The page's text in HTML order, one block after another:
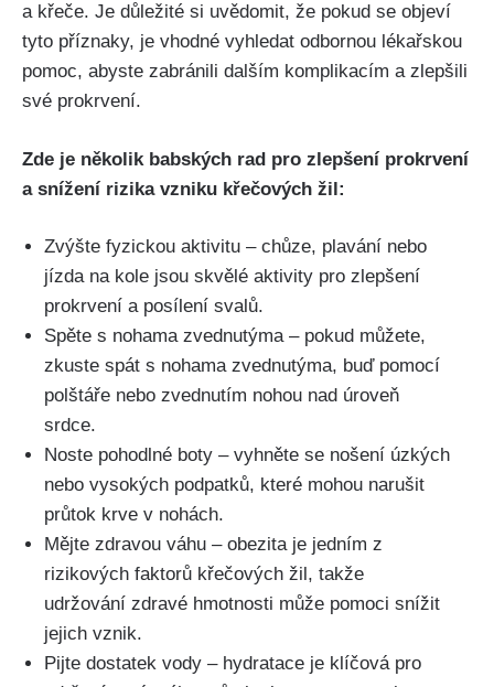
a křeče. Je důležité⁣ si uvědomit, že ⁢pokud se⁢ objeví
tyto příznaky,​ je vhodné vyhledat odbornou lékařskou‌
pomoc, ‍abyste⁤ zabránili dalším komplikacím a zlepšili‍
své prokrvení.
Zde je několik babských rad pro zlepšení prokrvení
a snížení rizika vzniku křečových žil:
Zvýšte fyzickou aktivitu – ⁤chůze, plavání nebo
jízda na kole jsou ‍skvělé aktivity pro zlepšení
prokrvení a posílení svalů.
Spěte s nohama zvednutýma – pokud můžete,
zkuste spát s nohama zvednutýma, buď pomocí
polštáře nebo⁢ zvednutím nohou nad úroveň
srdce.
Noste pohodlné boty – vyhněte se ⁣nošení úzkých
nebo vysokých ⁣podpatků, které⁣ mohou narušit
průtok krve​ v nohách.
Mějte zdravou ‌váhu – ‌obezita je jedním z
rizikových faktorů křečových ⁢žil, takže ​
udržování zdravé hmotnosti ‌může‍ pomoci ‌snížit
jejich ​vznik.
Pijte dostatek vody – hydratace je klíčová pro‍